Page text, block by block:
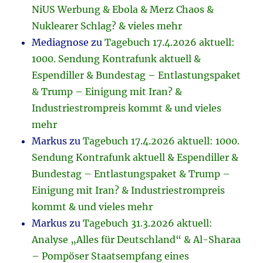
NiUS Werbung & Ebola & Merz Chaos &
Nuklearer Schlag? & vieles mehr
Mediagnose zuTagebuch 17.4.2026 aktuell:
1000. Sendung Kontrafunk aktuell &
Espendiller & Bundestag – Entlastungspaket
& Trump – Einigung mit Iran? &
Industriestrompreis kommt & und vieles
mehr
Markus zuTagebuch 17.4.2026 aktuell: 1000.
Sendung Kontrafunk aktuell & Espendiller &
Bundestag – Entlastungspaket & Trump –
Einigung mit Iran? & Industriestrompreis
kommt & und vieles mehr
Markus zuTagebuch 31.3.2026 aktuell:
Analyse „Alles für Deutschland“ & Al-Sharaa
– Pompöser Staatsempfang eines